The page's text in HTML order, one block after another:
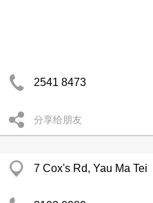
2541 8473
分享给朋友
7 Cox's Rd, Yau Ma Tei